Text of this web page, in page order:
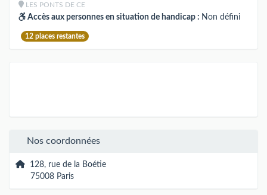
LES PONTS DE CE
Accès aux personnes en situation de handicap : Non défini
12 places restantes
Nos coordonnées
128, rue de la Boétie
75008 Paris